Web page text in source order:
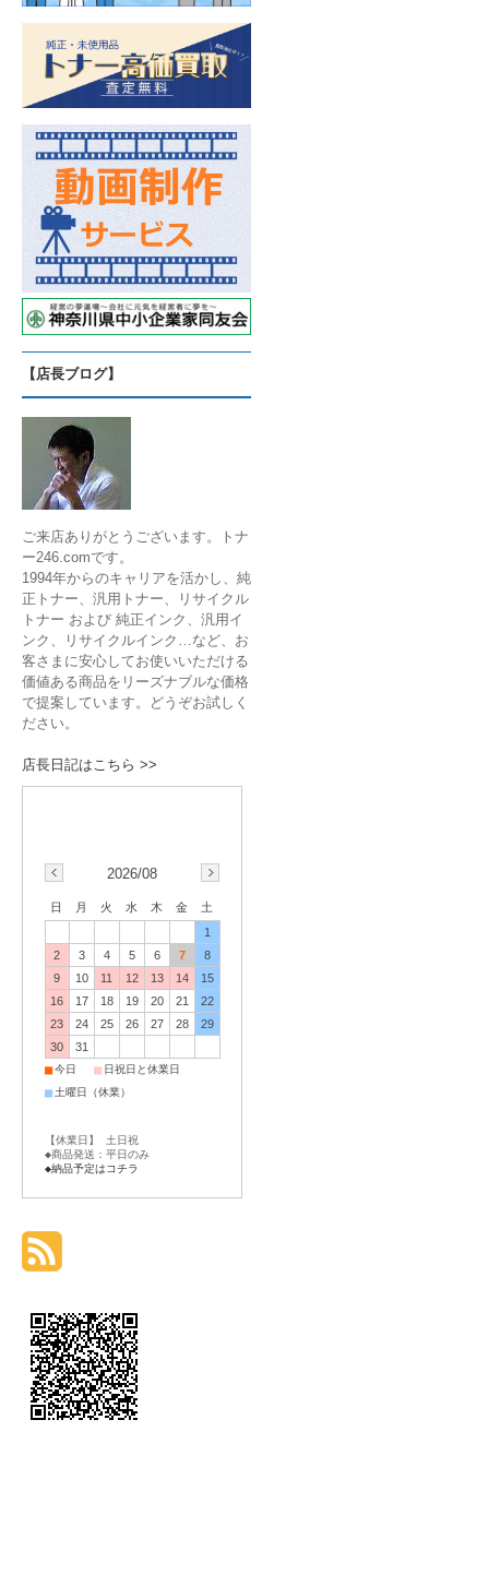
【店長ブログ】
ご来店ありがとうございます。トナ
ー246.comです。
1994年からのキャリアを活かし、純
正トナー、汎用トナー、リサイクル
トナー および 純正インク、汎用イ
ンク、リサイクルインク…など、お
客さまに安心してお使いいただける
価値ある商品をリーズナブルな価格
で提案しています。どうぞお試しく
ださい。
店長日記はこちら >>
2026/08
日 月 火 水 木 金
土
1
2
3 4 5 6 7
8
9
10 11 12 13 14
15
16
17 18 19 20 21
22
23
24 25 26 27 28
29
30
31
■今日 ■ 日祝日と休業日
■ 土曜日（休業）
【休業日】 土日祝
◆商品発送：平日のみ
◆納品予定はコチラ